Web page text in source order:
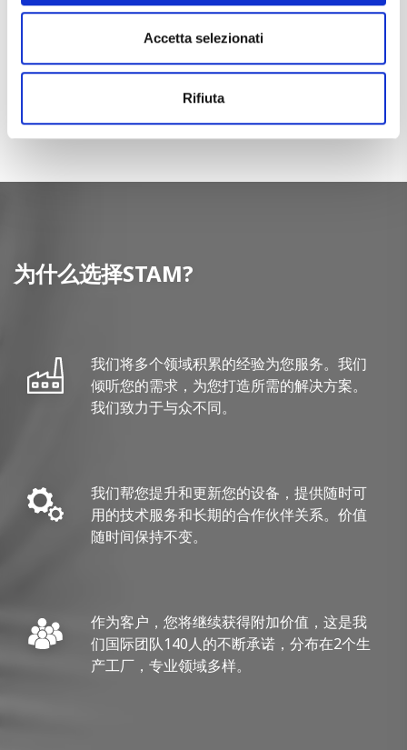
Accetta selezionati
Rifiuta
为什么选择STAM?
我们将多个领域积累的经验为您服务。我们
倾听您的需求，为您打造所需的解决方案。
我们致力于与众不同。
我们帮您提升和更新您的设备，提供随时可
用的技术服务和长期的合作伙伴关系。价值
随时间保持不变。
作为客户，您将继续获得附加价值，这是我
们国际团队140人的不断承诺，分布在2个生
产工厂，专业领域多样。